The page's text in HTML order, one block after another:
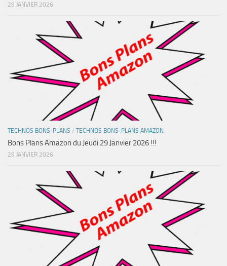
29 JANVIER 2026
TECHNOS BONS-PLANS / TECHNOS BONS-PLANS AMAZON
Bons Plans Amazon du Jeudi 29 Janvier 2026 !!!
29 JANVIER 2026